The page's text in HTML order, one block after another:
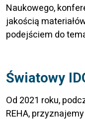
Naukowego,
jakością
podejściem do
Światowy
Od 2021 roku,
REHA,